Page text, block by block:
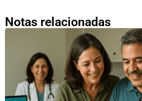
Notas relacionadas